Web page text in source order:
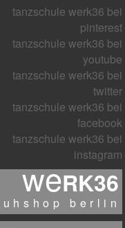
weRK36
berlin